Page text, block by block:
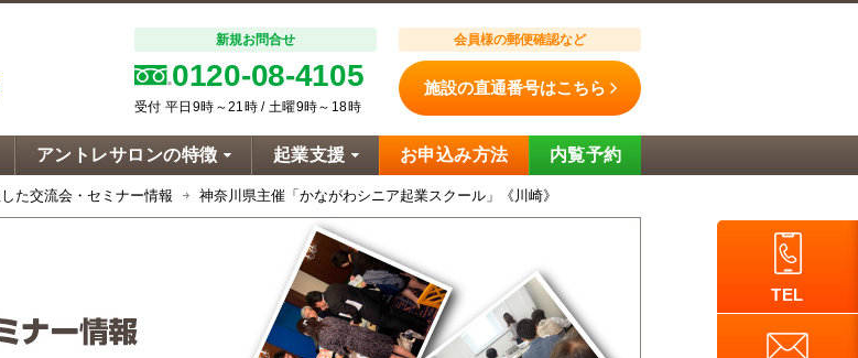
新規お問合せ
0120-08-4105
受付 平日9時～21時 / 土曜9時～18時
会員様の郵便確認など
施設の直通番号はこちら
アントレサロンの特徴 起業支援 お申込み方法 内覧予約
た交流会・セミナー情報 神奈川県主催「かながわシニア起業スクール」《川崎》
TEL